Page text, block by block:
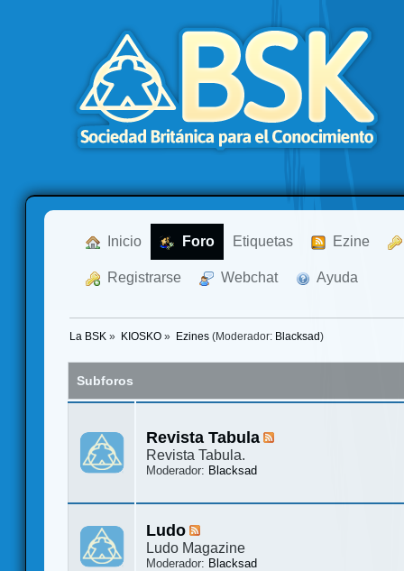
Inicio Foro Etiquetas Ezine
Registrarse Webchat Ayuda
La BSK » KIOSKO» Ezines(Moderador: Blacksad )
Subforos
Revista Tabula
Revista Tabula.
Moderador: Blacksad
Ludo
Ludo Magazine
Moderador: Blacksad